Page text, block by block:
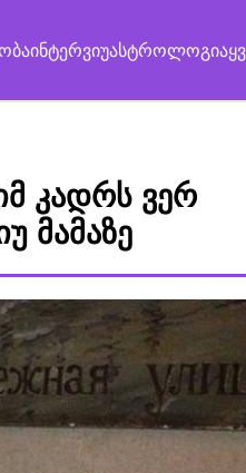
ინტერვიუასტროლოგია
კადრს ვერ
მამაზე